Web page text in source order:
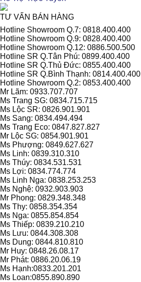
TƯ VẤN BÁN HÀNG
Hotline Showroom Q.7: 0818.400.400
Hotline Showroom Q.9: 0828.400.400
Hotline Showroom Q.12: 0886.500.500
Hotline SR Q.Tân Phú: 0899.400.400
Hotline SR Q.Thủ Đức: 0855.400.400
Hotline SR Q.Bình Thạnh: 0814.400.400
Hotline Showroom Q.2: 0853.400.400
Mr Lãm: 0933.707.707
Ms Trang SG: 0834.715.715
Ms Lộc SR: 0826.901.901
Ms Sang: 0834.494.494
Ms Trang Eco: 0847.827.827
Mr Lộc SG: 0854.901.901
Ms Phượng: 0849.627.627
Ms Linh: 0839.310.310
Ms Thúy: 0834.531.531
Ms Lợi: 0834.774.774
Ms Linh Nga: 0838.253.253
Ms Nghệ: 0932.903.903
Mr Phong: 0829.348.348
Ms Thy: 0858.354.354
Ms Nga: 0855.854.854
Ms Thiếp: 0839.210.210
Ms Lưu: 0844.308.308
Ms Dung: 0844.810.810
Mr Huy: 0848.26.08.17
Mr Phát: 0886.20.06.19
Ms Hạnh:0833.201.201
Ms Loan:0855.890.890